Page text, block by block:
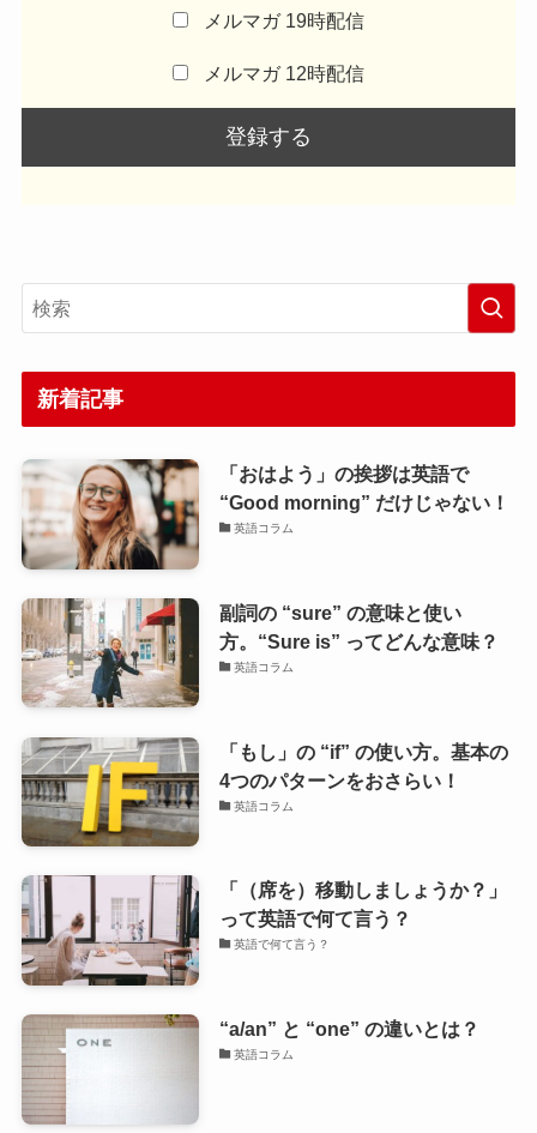
メルマガ 19時配信
メルマガ 12時配信
新着記事
「おはよう」の挨拶は英語で
“Good morning” だけじゃない！
英語コラム
副詞の “sure” の意味と使い
方。“Sure is” ってどんな意味？
英語コラム
「もし」の “if” の使い方。基本の
4つのパターンをおさらい！
英語コラム
「（席を）移動しましょうか？」
って英語で何て言う？
英語で何て言う？
“a/an” と “one” の違いとは？
英語コラム